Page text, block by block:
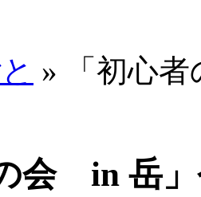
» 「初心
会 in 岳